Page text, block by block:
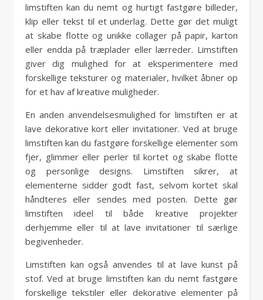
limstiften kan du nemt og hurtigt fastgøre billeder,
klip eller tekst til et underlag. Dette gør det muligt
at skabe flotte og unikke collager på papir, karton
eller endda på træplader eller lærreder. Limstiften
giver dig mulighed for at eksperimentere med
forskellige teksturer og materialer, hvilket åbner op
for et hav af kreative muligheder.
En anden anvendelsesmulighed for limstiften er at
lave dekorative kort eller invitationer. Ved at bruge
limstiften kan du fastgøre forskellige elementer som
fjer, glimmer eller perler til kortet og skabe flotte
og personlige designs. Limstiften sikrer, at
elementerne sidder godt fast, selvom kortet skal
håndteres eller sendes med posten. Dette gør
limstiften ideel til både kreative projekter
derhjemme eller til at lave invitationer til særlige
begivenheder.
Limstiften kan også anvendes til at lave kunst på
stof. Ved at bruge limstiften kan du nemt fastgøre
forskellige tekstiler eller dekorative elementer på